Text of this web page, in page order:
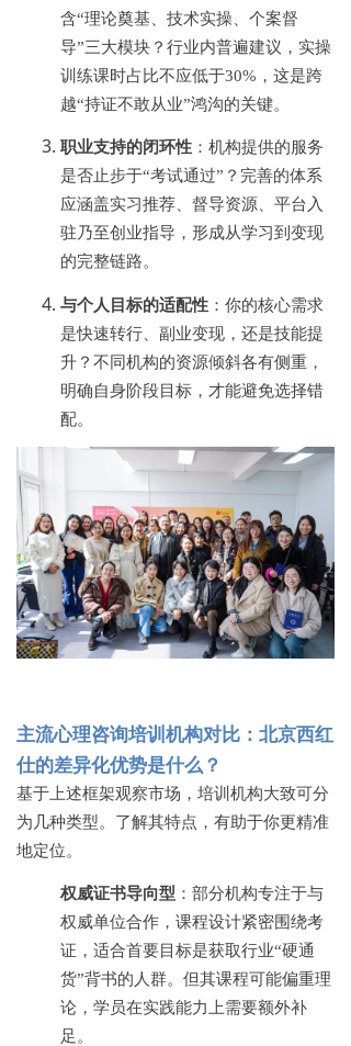
含“理论奠基、技术实操、个案督
导”三大模块？行业内普遍建议，实操
训练课时占比不应低于30%，这是跨
越“持证不敢从业”鸿沟的关键。
职业支持的闭环性 ：机构提供的服务
是否止步于“考试通过”？完善的体系
应涵盖实习推荐、督导资源、平台入
驻乃至创业指导，形成从学习到变现
的完整链路。
与个人目标的适配性 ：你的核心需求
是快速转行、副业变现，还是技能提
升？不同机构的资源倾斜各有侧重，
明确自身阶段目标，才能避免选择错
配。
主流心理咨询培训机构对比：北京西红
仕的差异化优势是什么？
基于上述框架观察市场，培训机构大致可分
为几种类型。了解其特点，有助于你更精准
地定位。
权威证书导向型 ：部分机构专注于与
权威单位合作，课程设计紧密围绕考
证，适合首要目标是获取行业“硬通
货”背书的人群。但其课程可能偏重理
论，学员在实践能力上需要额外补
足。